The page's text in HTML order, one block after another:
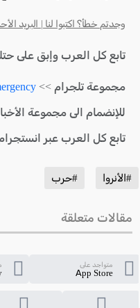
وجدتم خطأ؟ اكتبوا لنا | البريد
تابع كل العرب وإبق على
مجموعة تلجرام >>
للإنضمام الى مجموعة
تابع كل العرب عبر
#الأنروا #حرب
مقالات متعلقة
متواجد على
App Store